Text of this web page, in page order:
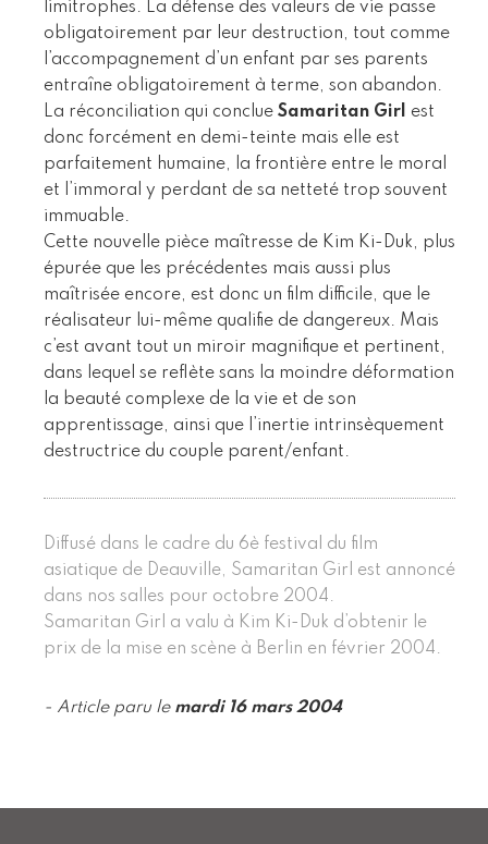
limitrophes. La défense des valeurs de vie passe
obligatoirement par leur destruction, tout comme
l’accompagnement d’un enfant par ses parents
entraîne obligatoirement à terme, son abandon.
La réconciliation qui conclue Samaritan Girl
est
donc forcément en demi-teinte mais elle est
parfaitement humaine, la frontière entre le moral
et l’immoral y perdant de sa netteté trop souvent
immuable.
Cette nouvelle pièce maîtresse de Kim Ki-Duk, plus
épurée que les précédentes mais aussi plus
maîtrisée encore, est donc un film difficile, que le
réalisateur lui-même qualifie de dangereux. Mais
c’est avant tout un miroir magnifique et pertinent,
dans lequel se reflète sans la moindre déformation
la beauté complexe de la vie et de son
apprentissage, ainsi que l’inertie intrinsèquement
destructrice du couple parent/enfant.
Diffusé dans le cadre du 6è festival du film
asiatique de Deauville, Samaritan Girl est annoncé
dans nos salles pour octobre 2004.
Samaritan Girl a valu à Kim Ki-Duk d’obtenir le
prix de la mise en scène à Berlin en février 2004.
- Article paru le mardi 16 mars 2004